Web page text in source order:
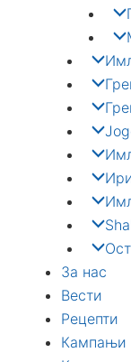
За нас
Вести
Рецепти
Кампањи